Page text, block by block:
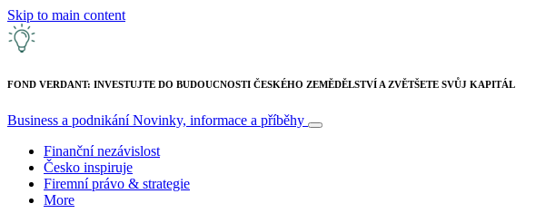
Skip to main content
FOND VERDANT: INVESTUJTE DO BUDOUCNOSTI ČESKÉHO ZEMĚDĚLSTVÍ A ZVĚTŠETE SVŮJ KAPITÁL
Business a podnikáníNovinky, informace a příběhy
Finanční nezávislost
Česko inspiruje
Firemní právo & strategie
More